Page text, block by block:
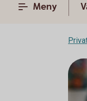
Meny